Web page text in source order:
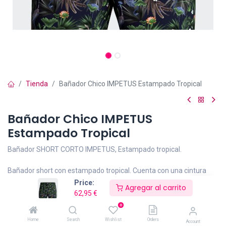
Price:
62,95 €
Agregar al carrito
Home Search
0
Wishlist Orders Account
Tienda Bañador Chico IMPETUS Estampado Tropical
Bañador Chico IMPETUS
Estampado Tropical
Bañador SHORT CORTO IMPETUS, Estampado tropical.
Bañador short con estampado tropical. Cuenta con una cintura
elástica ajustable, con cordón de ajuste y puntas metálicas.Posee
bolsillos laterales y aberturas laterales que garantizan mayor
comodidad y libertad de movimientos, y tiene un largo corto.
Con un forro interior de malla tipo slip que brinda comodidad y
soporte.La tecnología Fast Dry® proporciona un secado rápido.